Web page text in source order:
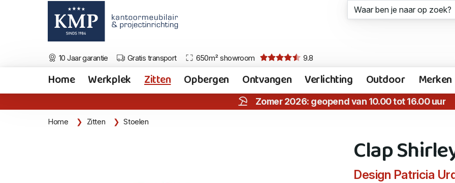
10 Jaar garantie Gratis transport 650m² showroom 9.8
Home Werkplek Zitten Opbergen Ontvangen Verlichting Outdoor Merken
Zomer 2026: geopend van 10.00 tot 16.00 uur
Home Zitten Stoelen
Clap
Design Patricia